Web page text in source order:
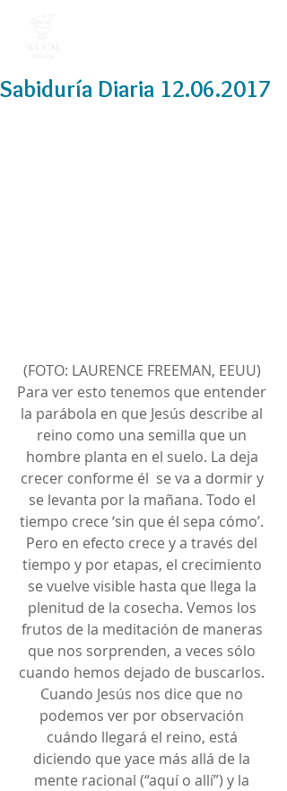
Sabiduría Diaria 12.06.2017
(FOTO: LAURENCE FREEMAN, EEUU)
Para ver esto tenemos que entender
la parábola en que Jesús describe al
reino como una semilla que un
hombre planta en el suelo. La deja
crecer conforme él  se va a dormir y
se levanta por la mañana. Todo el
tiempo crece ‘sin que él sepa cómo’.
Pero en efecto crece y a través del
tiempo y por etapas, el crecimiento
se vuelve visible hasta que llega la
plenitud de la cosecha. Vemos los
frutos de la meditación de maneras
que nos sorprenden, a veces sólo
cuando hemos dejado de buscarlos.
Cuando Jesús nos dice que no
podemos ver por observación
cuándo llegará el reino, está
diciendo que yace más allá de la
mente racional (“aquí o allí”) y la